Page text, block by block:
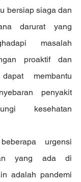
bersiap siaga dan
darurat yang
masalah
proaktif dan
membantu
penyakit
kesehatan
yang ada di
adalah pandemi